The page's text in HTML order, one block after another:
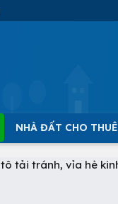
NHÀ ĐẤT CHO THUÊ